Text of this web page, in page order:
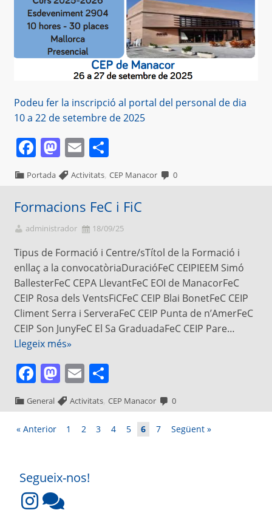
Podeu fer la inscripció al portal del personal de dia
10 a 22 de setembre de 2025
Facebook
Mastodon
Email
Portada Activitats,CEP Manacor 0
Formacions FeC i FiC
administrador 18/09/25
Tipus de Formació i Centre/sTítol de la Formació i
enllaç a la convocatòriaDuracióFeC CEIPIEEM Simó
BallesterFeC CEPA LlevantFeC EOI de ManacorFeC
CEIP Rosa dels VentsFiCFeC CEIP Blai BonetFeC CEIP
Climent Serra i ServeraFeC CEIP Punta de n’AmerFeC
CEIP Son JunyFeC El Sa GraduadaFeC CEIP Pare…
Llegeix més»
Facebook
Mastodon
Email
General Activitats ,CEP Manacor 0
« Anterior 1 2 3 4 5 6 7 Següent »
Segueix-nos!